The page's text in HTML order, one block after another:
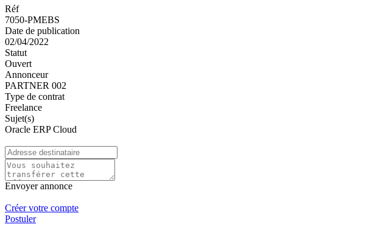
Réf
7050-PMEBS
Date de publication
02/04/2022
Statut
Ouvert
Annonceur
PARTNER 002
Type de contrat
Freelance
Sujet(s)
Oracle ERP Cloud
Envoyer annonce
Créer votre compte
Postuler